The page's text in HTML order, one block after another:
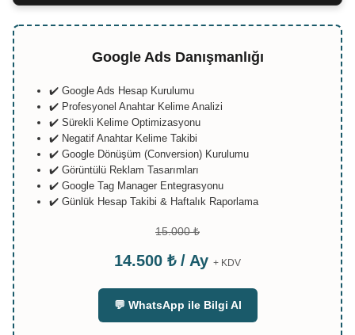
Google Ads Danışmanlığı
✔️ Google Ads Hesap Kurulumu
✔️ Profesyonel Anahtar Kelime Analizi
✔️ Sürekli Kelime Optimizasyonu
✔️ Negatif Anahtar Kelime Takibi
✔️ Google Dönüşüm (Conversion) Kurulumu
✔️ Görüntülü Reklam Tasarımları
✔️ Google Tag Manager Entegrasyonu
✔️ Günlük Hesap Takibi & Haftalık Raporlama
15.000 ₺
14.500 ₺ / Ay + KDV
💬 WhatsApp ile Bilgi Al